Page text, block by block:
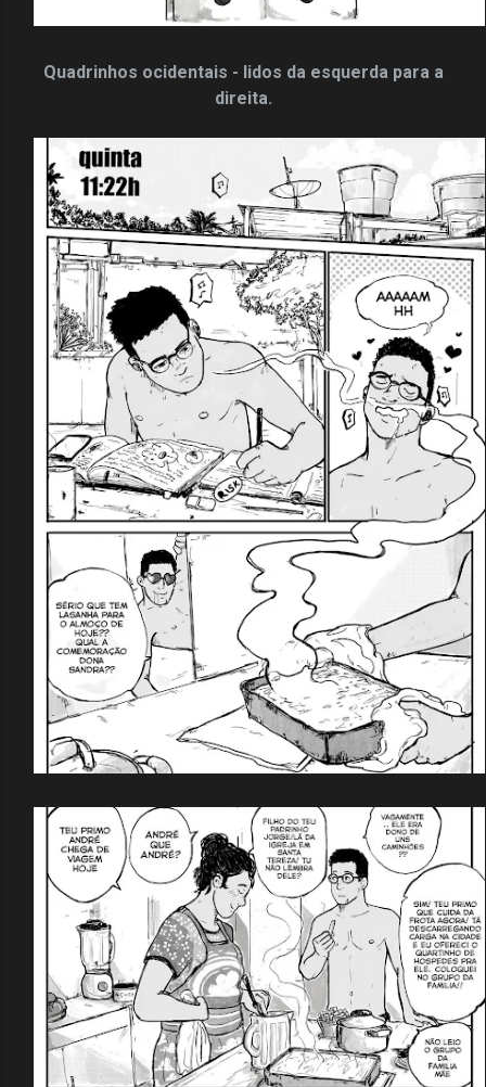
Quadrinhos ocidentais - lidos da esquerda para a
direita.